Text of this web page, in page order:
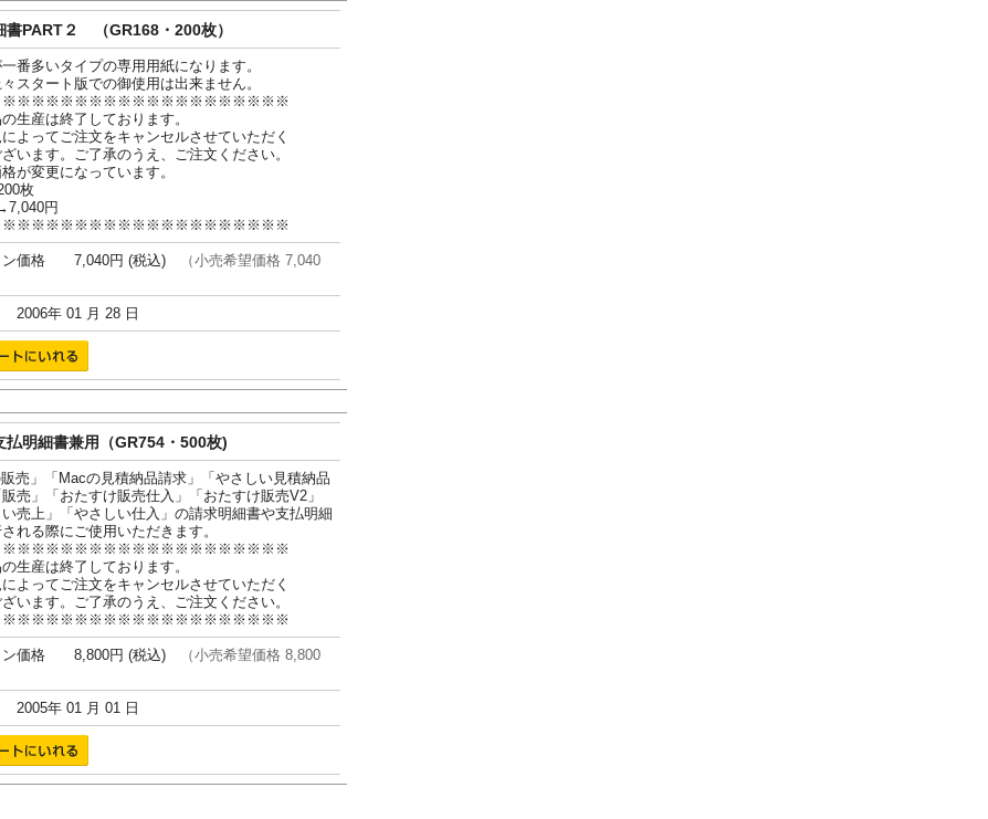
書PART２ （GR168・200枚）
番多いタイプの専用用紙になります。
スタート版での御使用は出来ません。
生産は終了しております。
よってご注文をキャンセルさせていただく
います。ご了承のうえ、ご注文ください。
が変更になっています。
枚
円
ン価格 7,040円 (税込)
（小売希望価格 7,040
年 01 月 28 日
払明細書兼用（GR754・500枚)
販売」「Macの見積納品請求」「やさしい見積納品
売」「おたすけ販売仕入」「おたすけ販売V2」
い売上」「やさしい仕入」の請求明細書や支払明細
れる際にご使用いただきます。
生産は終了しております。
よってご注文をキャンセルさせていただく
います。ご了承のうえ、ご注文ください。
ン価格 8,800円 (税込)
（小売希望価格 8,800
年 01 月 01 日